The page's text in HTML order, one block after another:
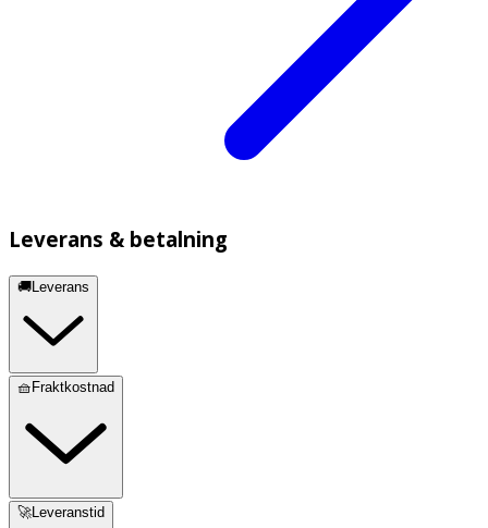
Leverans & betalning
🚚Leverans
🧺Fraktkostnad
🚀Leveranstid